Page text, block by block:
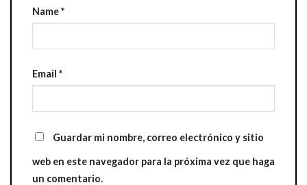
Name*
Email *
Guardar mi nombre, correo electrónico y sitio
web en este navegador para la próxima vez que haga
un comentario.